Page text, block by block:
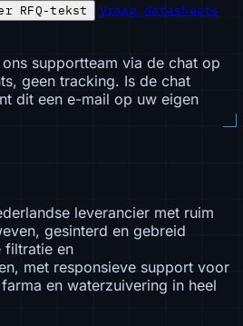
RFQ-tekst
Vraag datasheets
supportteam via de chat op
geen tracking. Is de chat
dit een e-mail op uw eigen
leverancier met ruim
gesinterd en gebreid
filtratie en
met responsieve support voor
en waterzuivering in heel